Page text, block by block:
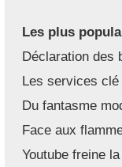
Les plus
Déclaration des
Les services
Du fantasme
Face aux
Youtube freine